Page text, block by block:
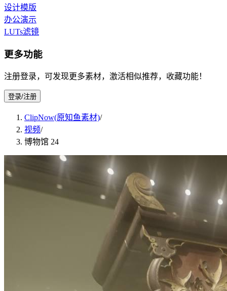
设计模版
办公演示
LUTs滤镜
更多功能
注册登录，可发现更多素材，激活相似推荐，收藏功能！
登录/注册
ClipNow(原知鱼素材)/
视频/
博物馆 24